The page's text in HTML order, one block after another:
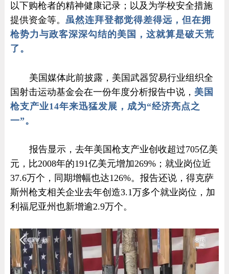
以下购枪者的精神健康记录；以及为学校安全措施
提供资金等。虽然连拜登都觉得差得远，但在拥
枪势力与政客深深勾结的美国，这就算是破天荒
了。
美国媒体此前披露，美国武器贸易行业组织全
国射击运动基金会在一份年度分析报告中说， 美国
枪支产业14年来迅猛发展，成为“经济亮点之
一”。
报告显示，去年美国枪支产业创收超过705亿美
元，比2008年的191亿美元增加269%；就业岗位近
37.6万个，同期增幅也达126%。报告还说，得克萨
斯州枪支相关企业去年创造3.1万多个就业岗位，加
利福尼亚州也新增逾2.9万个。